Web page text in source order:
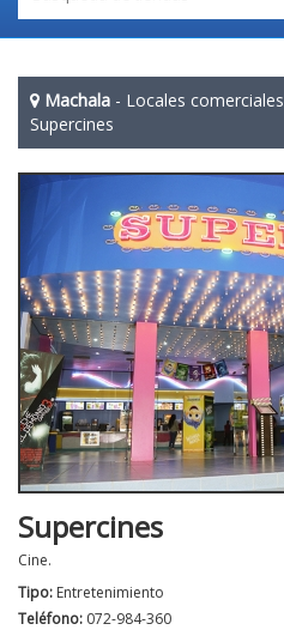
Machala - Locales comerciales
Supercines
Supercines
Cine.
Tipo: Entretenimiento
Teléfono: 072-984-360